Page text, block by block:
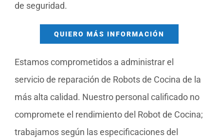
de seguridad.
QUIERO MÁS INFORMACIÓN
Estamos comprometidos a administrar el
servicio de reparación de Robots de Cocina de la
más alta calidad. Nuestro personal calificado no
compromete el rendimiento del Robot de Cocina;
trabajamos según las especificaciones del